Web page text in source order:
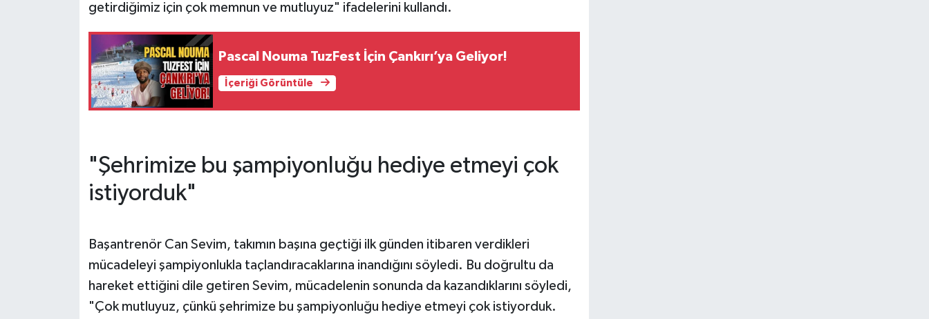
getirdiğimiz için çok memnun ve mutluyuz" ifadelerini kullandı.
Pascal Nouma TuzFest İçin Çankırı’ya Geliyor!
İçeriği Görüntüle
"Şehrimize bu şampiyonluğu hediye etmeyi çok
istiyorduk"
Başantrenör Can Sevim, takımın başına geçtiği ilk günden itibaren verdikleri
mücadeleyi şampiyonlukla taçlandıracaklarına inandığını söyledi. Bu doğrultu da
hareket ettiğini dile getiren Sevim, mücadelenin sonunda da kazandıklarını söyledi,
"Çok mutluyuz, çünkü şehrimize bu şampiyonluğu hediye etmeyi çok istiyorduk.